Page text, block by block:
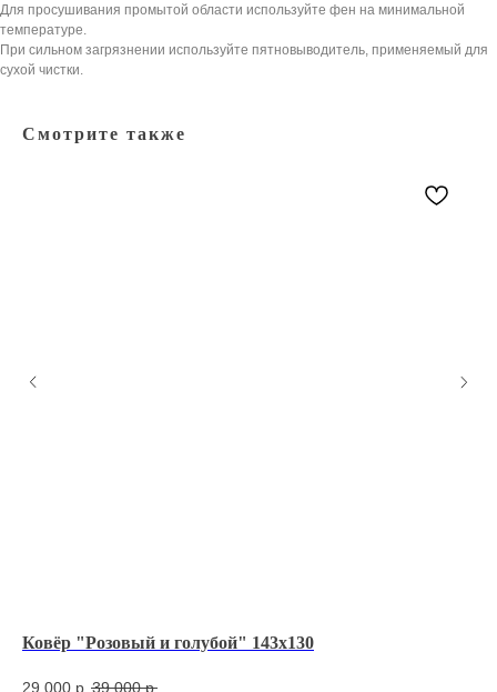
Для просушивания промытой области используйте фен на минимальной
температуре.
При сильном загрязнении используйте пятновыводитель, применяемый для
сухой чистки.
Смотрите также
Ковёр "Розовый и голубой" 143х130
29 000 р. 39 000 р.